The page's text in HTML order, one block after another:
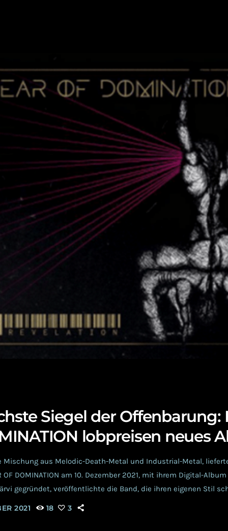
Siegel der Offenbarung:
lobpreisen neues
Mischung aus Melodic-Death-Metal und Industrial-Metal,
OF DOMINATION am 10. Dezember 2021, mit ihrem Digital-
gegründet, veröffentlichte die Band, die ihren eigenen Stil
Metal” bezeichnet, zuletzt im Jahr 2018 das Full-Length-
2021 18 3